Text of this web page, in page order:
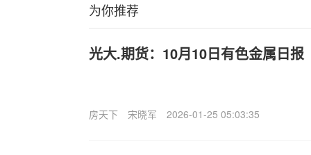
为你推荐
光大.期货：10月10日有色金属日报
房天下 宋晓军 2026-01-25 05:03:35